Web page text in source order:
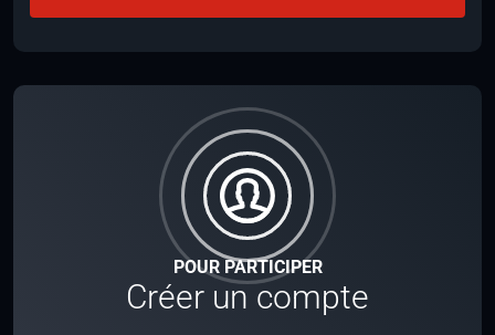
POUR PARTICIPER
Créer un compte